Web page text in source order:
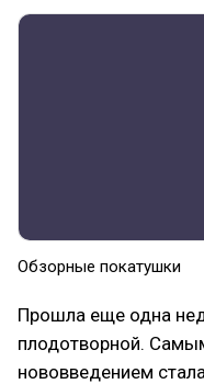
Обзорные покатушки
Прошла еще одна
плодотворной.
нововведением